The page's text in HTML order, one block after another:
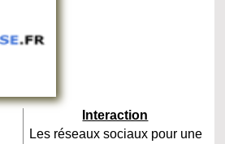
Interaction
Les réseaux sociaux pour une